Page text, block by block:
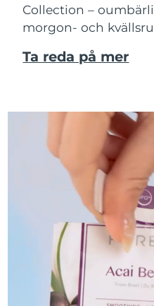
Collection –
morgon- och
Ta reda på mer